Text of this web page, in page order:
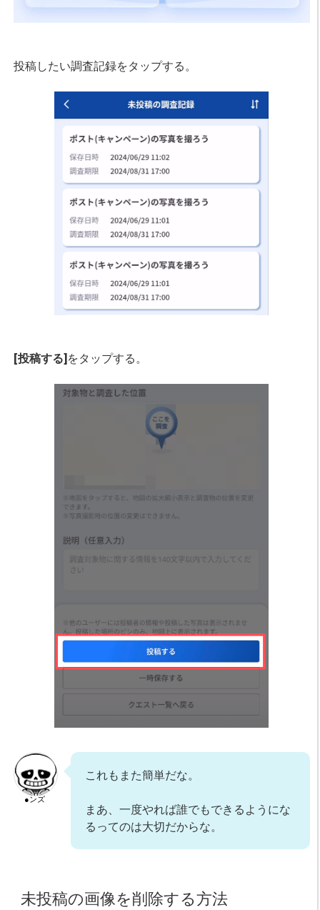
投稿したい調査記録をタップする。
[投稿する]をタップする。
●ンズ
これもまた簡単だな。
まあ、一度やれば誰でもできるようにな
るってのは大切だからな。
未投稿の画像を削除する方法